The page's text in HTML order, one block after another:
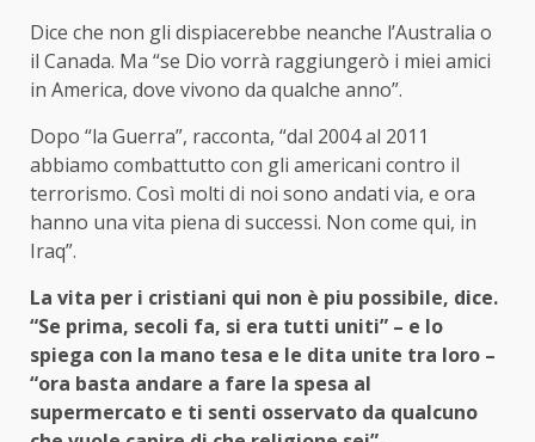
Dice che non gli dispiacerebbe neanche l’Australia o
il Canada. Ma “se Dio vorrà raggiungerò i miei amici
in America, dove vivono da qualche anno”.
Dopo “la Guerra”, racconta, “dal 2004 al 2011
abbiamo combattutto con gli americani contro il
terrorismo. Così molti di noi sono andati via, e ora
hanno una vita piena di successi. Non come qui, in
Iraq”.
La vita per i cristiani qui non è piu possibile, dice.
“Se prima, secoli fa, si era tutti uniti” – e lo
spiega con la mano tesa e le dita unite tra loro –
“ora basta andare a fare la spesa al
supermercato e ti senti osservato da qualcuno